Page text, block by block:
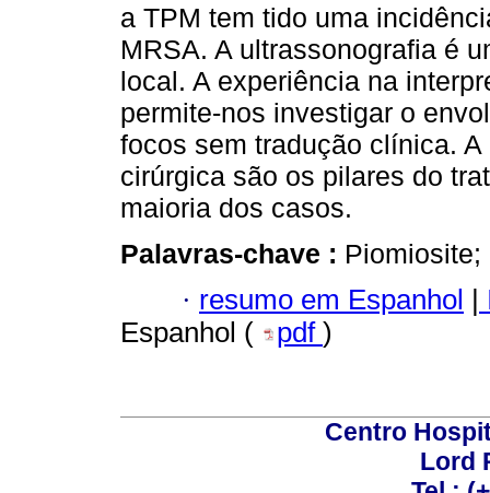
a TPM tem tido uma
MRSA. A ultrassonografia é
local. A experiência na
permite-nos investigar o
focos sem tradução clínica.
cirúrgica são os pilares do
maioria dos casos.
Palavras-chave :
· resumo em Espanhol
Espanhol (
pdf )
Centro
Lord